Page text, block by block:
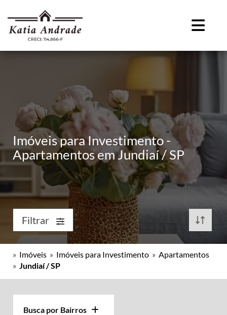
Imóveis para Investimento -
Apartamentos em Jundiaí / SP
Filtrar
» Imóveis » Imóveis para Investimento » Apartamentos
» Jundiaí / SP
Busca por Bairros